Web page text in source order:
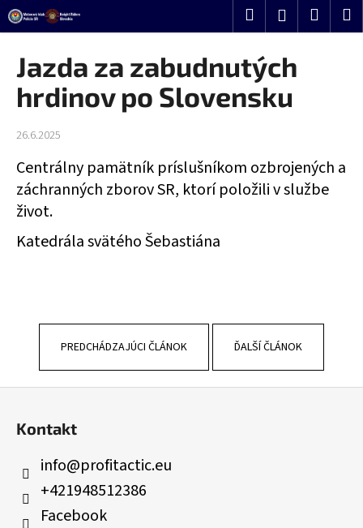
Prejsť
na
obsah
HľadaťPrihlásenie
Jazda za zabudnutých
hrdinov po Slovensku
26.6.2025
Centrálny pamätník príslušníkom ozbrojených a
záchranných zborov SR, ktorí položili v službe
život.
Katedrála svätého Šebastiána
PREDCHÁDZAJÚCI ČLÁNOK ĎALŠÍ ČLÁNOK
K
o
Č
o
p
t
r
e
b
á
s
?
Kontakt
info@profitactic.eu
+421948512386
Facebook